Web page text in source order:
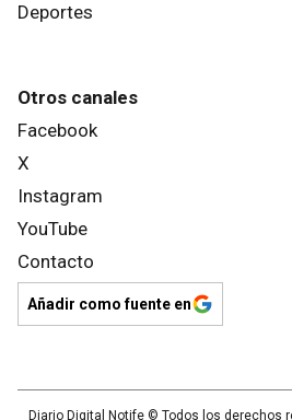
Deportes
Otros canales
Facebook
X
Instagram
YouTube
Contacto
Añadir como fuente en
Diario Digital Notife © Todos los derechos